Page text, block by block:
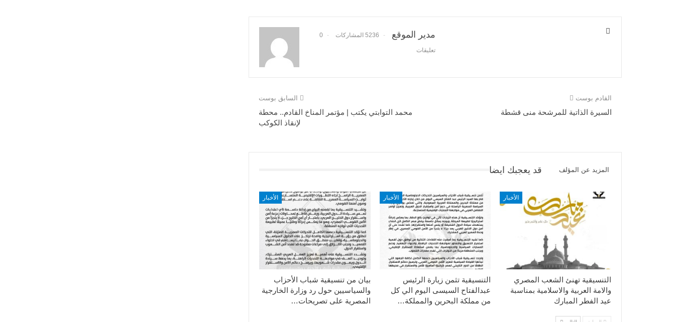
مدير الموقع 5236 المشاركات 0
تعليقات
السابق بوست
محمد التوابتي يكتب | مؤتمر المناخ القادم.. محطة
لإنقاذ الكوكب
القادم بوست
السيرة الذاتية للمرشحة منى قشطة
قد يعجبك ايضا المزيد عن المؤلف
الأخبار
بيان من تنسيقية شباب الأحزاب
والسياسيين حول رد وزارة الخارجية
المصرية على تصريحات…
الأخبار
التنسيقية تثمن زيارة الرئيس
عبدالفتاح السيسى اليوم الي كل
من مملكة البحرين والمملكة…
الأخبار
التنسيقية تهنئ الشعب المصري
والامة العربية والاسلامية بمناسبة
عيد الفطر المبارك